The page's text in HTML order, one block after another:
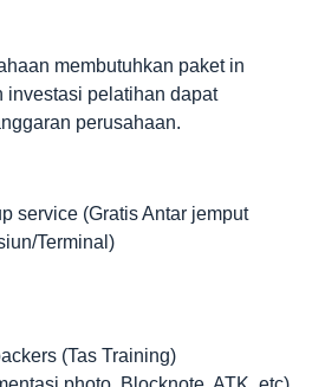
membutuhkan paket in
investasi pelatihan dapat
perusahaan.
service (Gratis Antar jemput
Terminal)
(Tas Training)